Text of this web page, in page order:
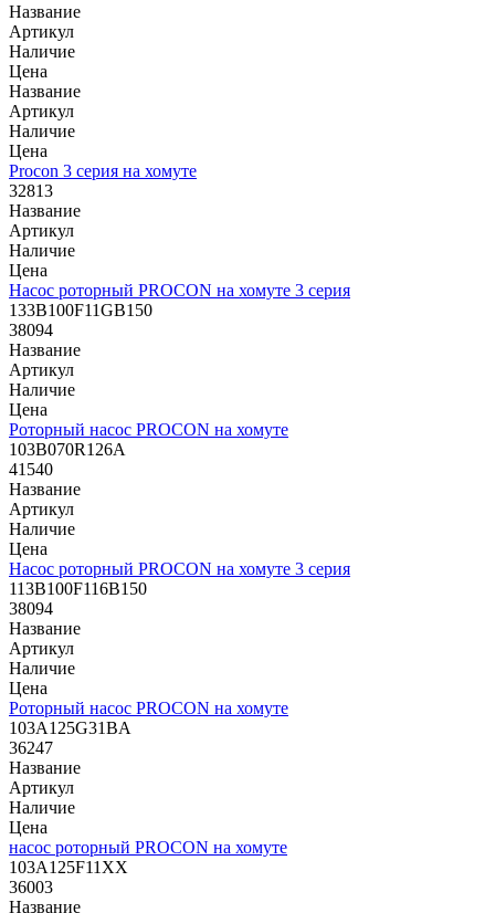
Название
Артикул
Наличие
Цена
Название
Артикул
Наличие
Цена
Procon 3 серия на хомуте
32813
Название
Артикул
Наличие
Цена
Насос роторный PROCON на хомуте 3 серия
133B100F11GB150
38094
Название
Артикул
Наличие
Цена
Роторный насос PROCON на хомуте
103B070R126A
41540
Название
Артикул
Наличие
Цена
Насос роторный PROCON на хомуте 3 серия
113B100F116B150
38094
Название
Артикул
Наличие
Цена
Роторный насос PROCON на хомуте
103A125G31BA
36247
Название
Артикул
Наличие
Цена
насос роторный PROCON на хомуте
103A125F11XX
36003
Название